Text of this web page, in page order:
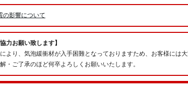
の影響について
力お願い致します】
より、気泡緩衝材が入手困難となっておりますため、お客様には
・ご了承のほど何卒よろしくお願いいたします。